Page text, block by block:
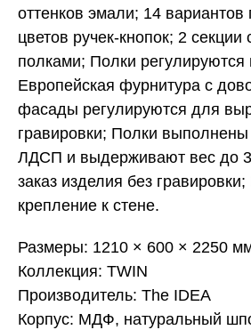
оттенков эмали; 14 вариантов
цветов ручек-кнопок; 2
полками; Полки регулируются
Европейская фурнитура с
фасады регулируются для
гравировки; Полки выполнены
ЛДСП и выдерживают вес до
заказ изделия без
крепление к стене.
Размеры: 1210 × 600 × 2250
Коллекция: TWIN
Производитель: The IDEA
Корпус: МДФ, натуральный